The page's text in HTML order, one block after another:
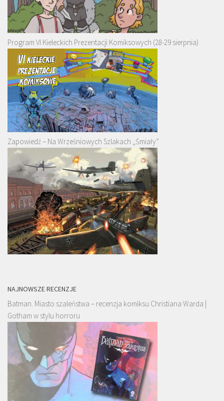
Program VI Kieleckich Prezentacji Komiksowych (28-29 sierpnia)
Zapowiedź – Na Wrześniowych Szlakach „Śmiały”
NAJNOWSZE RECENZJE
Batman. Miasto szaleństwa – recenzja komiksu Christiana Warda |
Gotham w stylu horroru